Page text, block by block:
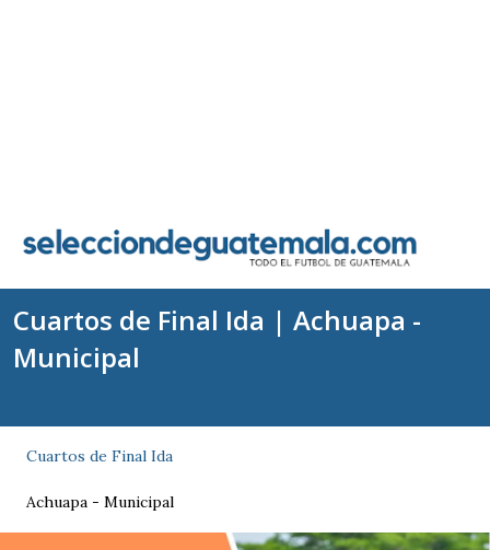
Cuartos de Final Ida | Achuapa -
Municipal
Cuartos de Final Ida
Achuapa - Municipal